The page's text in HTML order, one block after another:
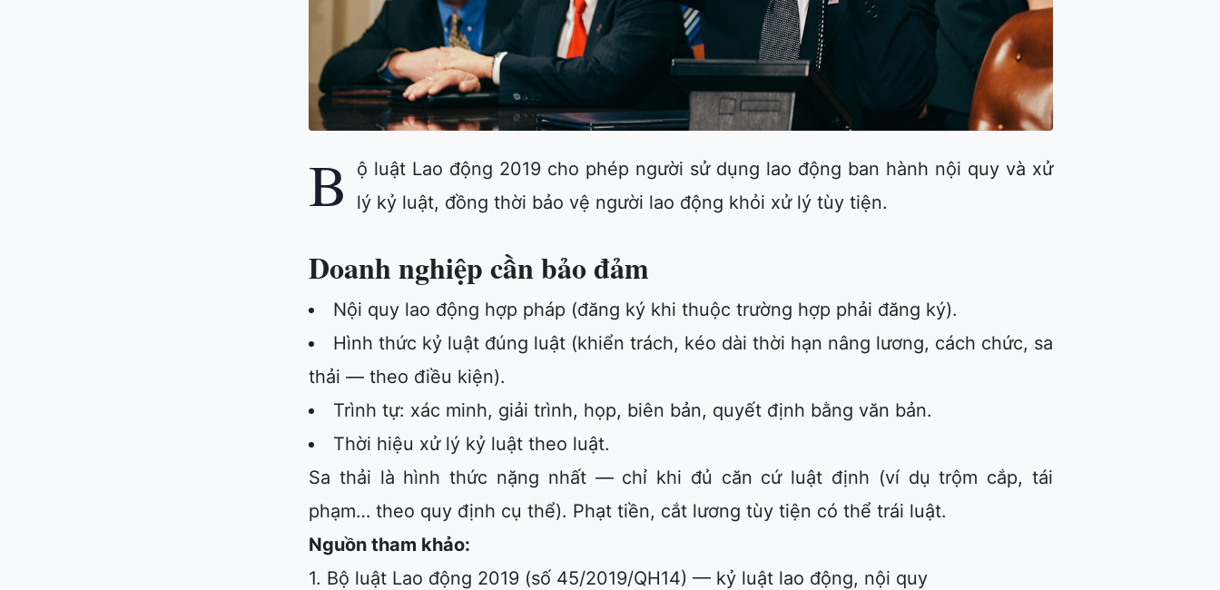
B
ộ luật Lao động 2019 cho phép người sử dụng lao động ban hành nội quy và xử
lý kỷ luật, đồng thời bảo vệ người lao động khỏi xử lý tùy tiện.
Doanh nghiệp cần bảo đảm
Nội quy lao động hợp pháp (đăng ký khi thuộc trường hợp phải đăng ký).
Hình thức kỷ luật đúng luật (khiển trách, kéo dài thời hạn nâng lương, cách chức, sa
thải — theo điều kiện).
Trình tự: xác minh, giải trình, họp, biên bản, quyết định bằng văn bản.
Thời hiệu xử lý kỷ luật theo luật.
Sa thải là hình thức nặng nhất — chỉ khi đủ căn cứ luật định (ví dụ trộm cắp, tái
phạm… theo quy định cụ thể). Phạt tiền, cắt lương tùy tiện có thể trái luật.
Nguồn tham khảo:
1. Bộ luật Lao động 2019 (số 45/2019/QH14) — kỷ luật lao động, nội quy